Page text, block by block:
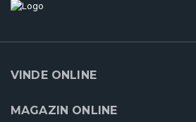
VINDE ONLINE
MAGAZIN ONLINE